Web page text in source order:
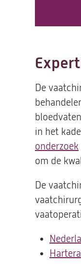
De
in het
onderzoek
om de
De